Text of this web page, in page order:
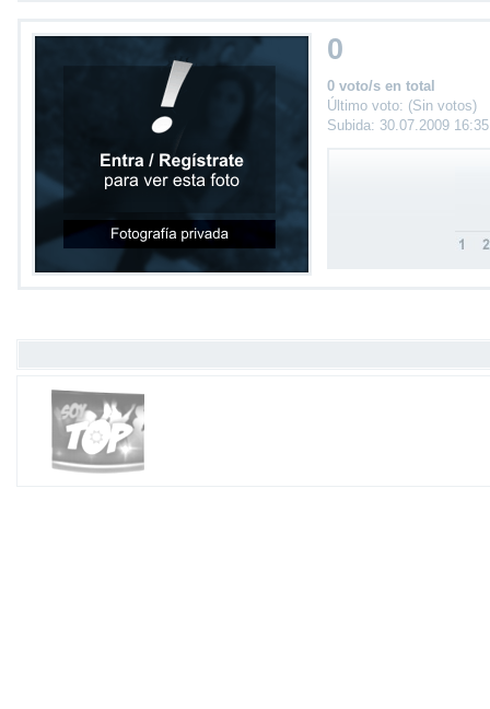
0
0 voto/s en total
Último voto: (Sin votos)
Subida: 30.07.2009